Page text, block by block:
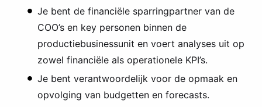
Je bent de financiële sparringpartner van de
COO’s en key personen binnen de
productiebusinessunit en voert analyses uit op
zowel financiële als operationele KPI’s.
Je bent verantwoordelijk voor de opmaak en
opvolging van budgetten en forecasts.